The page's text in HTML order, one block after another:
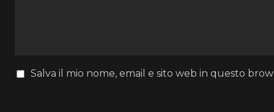
Salva il mio nome, email e sito web in questo